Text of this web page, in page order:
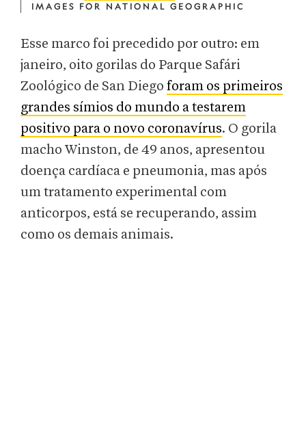
IMAGES FOR NATIONAL GEOGRAPHIC
Esse marco foi precedido por outro: em
janeiro, oito gorilas do Parque Safári
Zoológico de San Diego foram os primeiros
grandes símios do mundo a testarem
positivo para o novo coronavírus. O gorila
macho Winston, de 49 anos, apresentou
doença cardíaca e pneumonia, mas após
um tratamento experimental com
anticorpos, está se recuperando, assim
como os demais animais.